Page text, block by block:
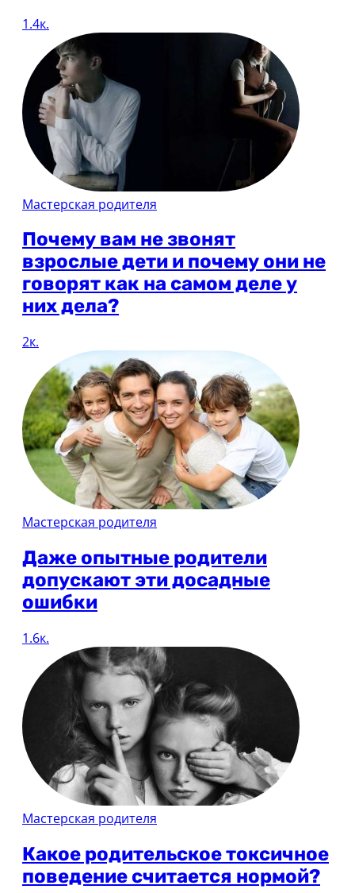
1.4к.
Мастерская родителя
Почему вам не звонят
взрослые дети и почему они не
говорят как на самом деле у
них дела?
2к.
Мастерская родителя
Даже опытные родители
допускают эти досадные
ошибки
1.6к.
Мастерская родителя
Какое родительское токсичное
поведение считается нормой?